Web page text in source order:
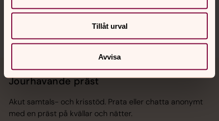
Tillåt urval
Avvisa
Jourhavande präst
Akut samtals- och krisstöd. Prata eller chatta anonymt
med en präst på kvällar och nätter.